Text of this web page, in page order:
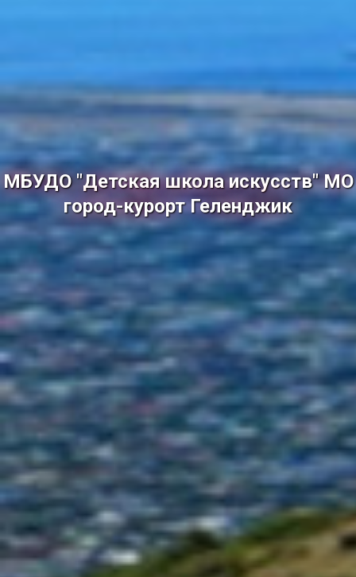
МБУДО "Детская школа искусств" МО
город-курорт Геленджик